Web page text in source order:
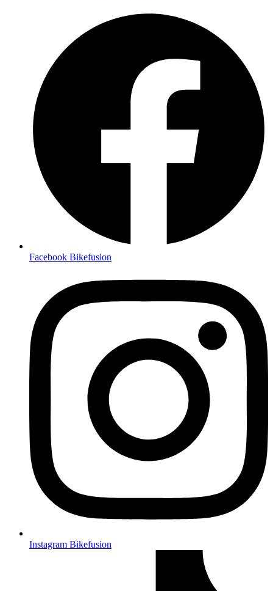
Facebook Bikefusion
Instagram Bikefusion